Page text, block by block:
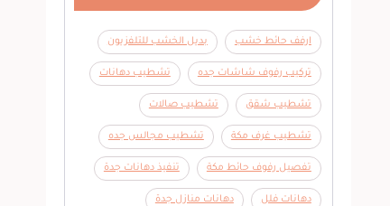
ارفف حائط خشب بديل الخشب للتلفزيون
تركيب رفوف شاشات جده تشطيب دهانات
تشطيب شقق تشطيب صالات
تشطيب غرف مكة تشطيب مجالس جده
تفصيل رفوف حائط مكة تنفيذ دهانات جدة
دهانات فلل دهانات منازل جدة